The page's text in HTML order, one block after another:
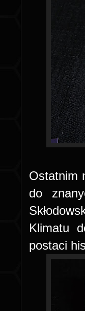
Ostatnim
do
Klimatu
postaci